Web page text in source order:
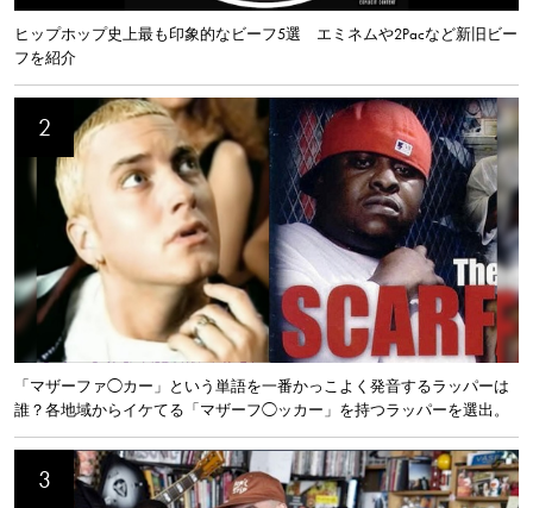
ヒップホップ史上最も印象的なビーフ5選 エミネムや2Pacなど新旧ビー
フを紹介
「マザーファ◯カー」という単語を一番かっこよく発音するラッパーは
誰？各地域からイケてる「マザーフ◯ッカー」を持つラッパーを選出。